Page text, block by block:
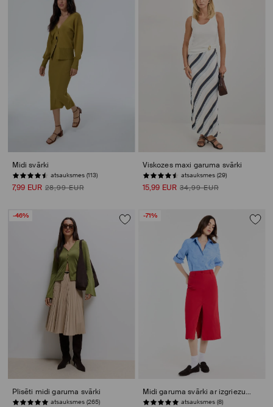
Midi svārki
atsauksmes (113)
7,99 EUR 28,99 EUR
Viskozes maxi garuma svārki
atsauksmes (29)
15,99 EUR 34,99 EUR
-46%
Plisēti midi garuma svārki
atsauksmes (265)
-71%
Midi garuma svārki ar izgriezumu
atsauksmes (8)